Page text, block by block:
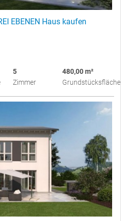
EBENEN Haus kaufen
5
Zimmer
480,00 m²
Grundstücksfläche